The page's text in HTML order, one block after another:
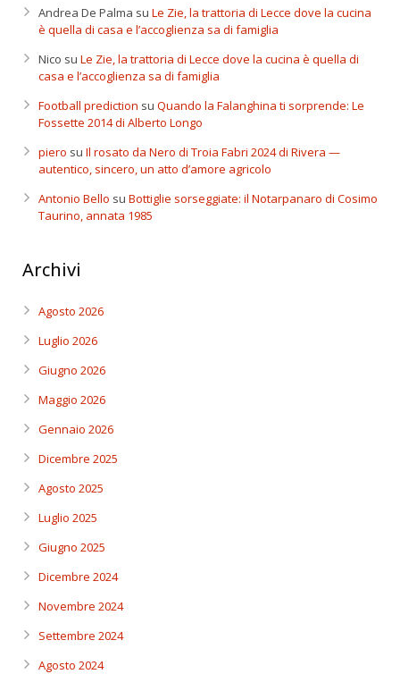
Andrea De Palma su Le Zie, la trattoria di Lecce dove la cucina
è quella di casa e l’accoglienza sa di famiglia
Nico su Le Zie, la trattoria di Lecce dove la cucina è quella di
casa e l’accoglienza sa di famiglia
Football prediction su Quando la Falanghina ti sorprende: Le
Fossette 2014 di Alberto Longo
piero su Il rosato da Nero di Troia Fabri 2024 di Rivera —
autentico, sincero, un atto d’amore agricolo
Antonio Bello su Bottiglie sorseggiate: il Notarpanaro di Cosimo
Taurino, annata 1985
Archivi
Agosto 2026
Luglio 2026
Giugno 2026
Maggio 2026
Gennaio 2026
Dicembre 2025
Agosto 2025
Luglio 2025
Giugno 2025
Dicembre 2024
Novembre 2024
Settembre 2024
Agosto 2024